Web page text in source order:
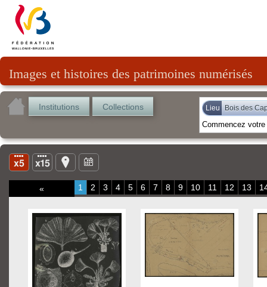
Images et histoires des patrimoines numérisés
Institutions Collections Lieu Bois des
« 1 2 3 4 5 6 7 8 9 10 11 12 13